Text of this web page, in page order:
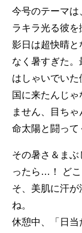
今号のテーマは
ラキラ光る彼
影日は超快晴
なく暑すぎた
はしゃいでい
国に来たんじ
ません、目ち
命太陽と闘って
その暑さ＆ま
ったら…！ どこ
そ、美肌に汗
ね。
休憩中、「日当